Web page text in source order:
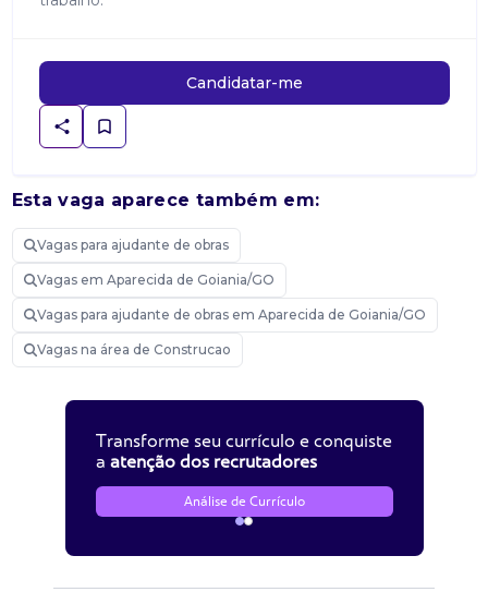
Candidatar-me
Esta vaga aparece também em:
Vagas para ajudante de obras
Vagas em Aparecida de Goiania/GO
Vagas para ajudante de obras em Aparecida de Goiania/GO
Vagas na área de Construcao
Transforme seu currículo e conquiste
a atenção dos recrutadores
Análise de Currículo